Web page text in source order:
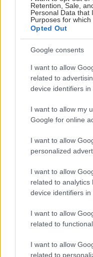
Retention, Sale,
Personal Data that
Purposes for which
Opted Out
Google consents
I want to allow
related to
device identifiers in
I want to allow my
Google for online
I want to allow
personalized
I want to allow
related to analytics
device identifiers in
I want to allow
related to
I want to allow
related to